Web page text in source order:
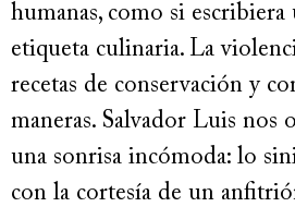
humanas, como si escribiera
etiqueta culinaria. La
recetas de conservación y
maneras. Salvador Luis nos
una sonrisa incómoda: lo
con la cortesía de un